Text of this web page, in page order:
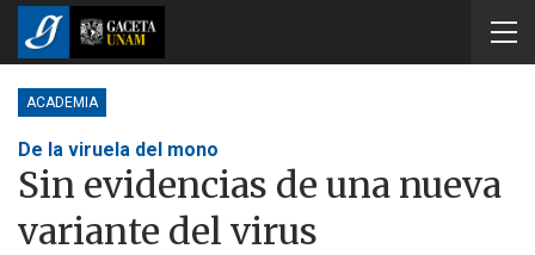
ACADEMIA
De la viruela del mono
Sin evidencias de una nueva
variante del virus